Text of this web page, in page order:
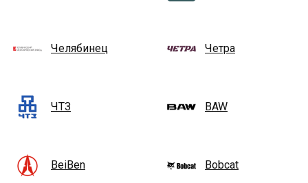
Челябинец Четра
ЧТЗ BAW
BeiBen Bobcat